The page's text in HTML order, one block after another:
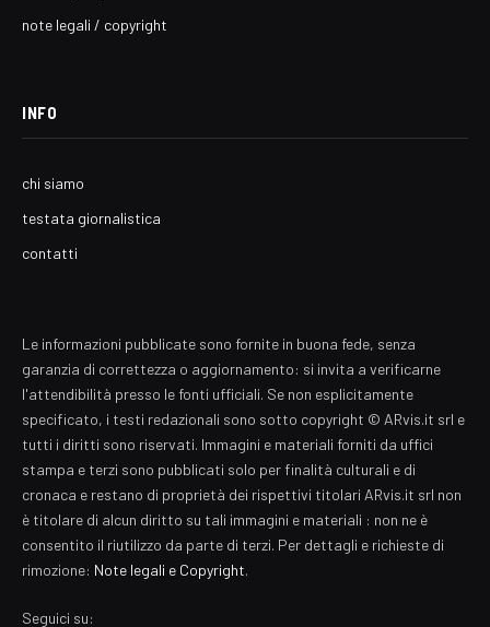
note legali / copyright
INFO
chi siamo
testata giornalistica
contatti
Le informazioni pubblicate sono fornite in buona fede, senza
garanzia di correttezza o aggiornamento: si invita a verificarne
l'attendibilità presso le fonti ufficiali. Se non esplicitamente
specificato, i testi redazionali sono sotto copyright © ARvis.it srl e
tutti i diritti sono riservati. Immagini e materiali forniti da uffici
stampa e terzi sono pubblicati solo per finalità culturali e di
cronaca e restano di proprietà dei rispettivi titolari ARvis.it srl non
è titolare di alcun diritto su tali immagini e materiali : non ne è
consentito il riutilizzo da parte di terzi. Per dettagli e richieste di
rimozione: Note legali e Copyright.
Seguici su: